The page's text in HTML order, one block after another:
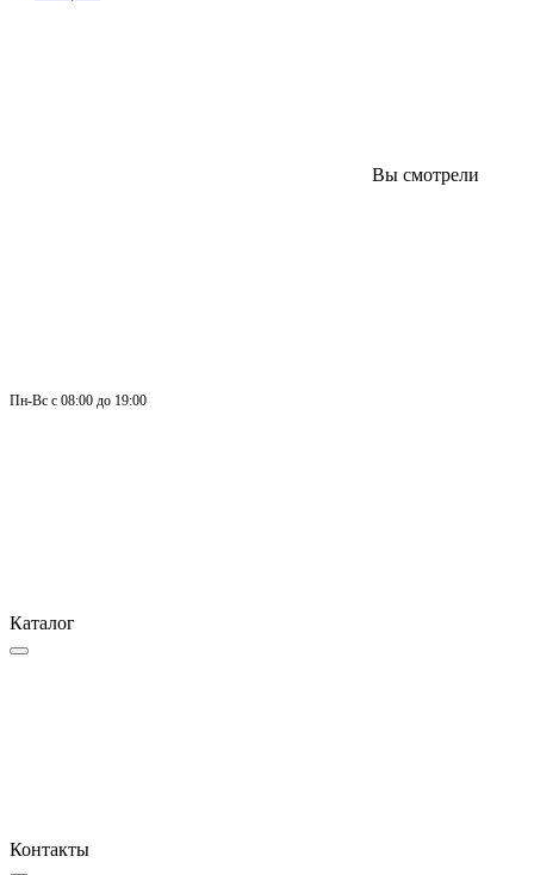
Вы смотрели
Пн-Вс с 08:00 до 19:00
Каталог
Контакты